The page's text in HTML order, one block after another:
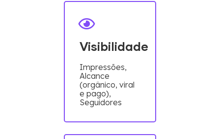
Visibilidade
Impressões,
Alcance
(orgânico, viral
e pago),
Seguidores